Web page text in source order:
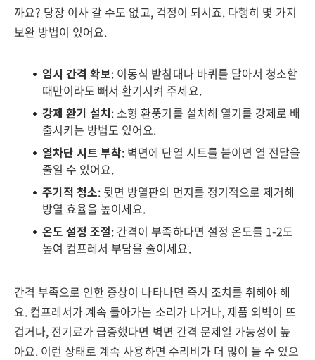
까요? 당장 이사 갈 수도 없고, 걱정이 되시죠. 다행히 몇 가지
보완 방법이 있어요.
임시 간격 확보: 이동식 받침대나 바퀴를 달아서 청소할
때만이라도 빼서 환기시켜 주세요.
강제 환기 설치: 소형 환풍기를 설치해 열기를 강제로 배
출시키는 방법도 있어요.
열차단 시트 부착: 벽면에 단열 시트를 붙이면 열 전달을
줄일 수 있어요.
주기적 청소: 뒷면 방열판의 먼지를 정기적으로 제거해
방열 효율을 높이세요.
온도 설정 조절: 간격이 부족하다면 설정 온도를 1-2도
높여 컴프레서 부담을 줄이세요.
간격 부족으로 인한 증상이 나타나면 즉시 조치를 취해야 해
요. 컴프레서가 계속 돌아가는 소리가 나거나, 제품 외벽이 뜨
겁거나, 전기료가 급증했다면 벽면 간격 문제일 가능성이 높
아요. 이런 상태로 계속 사용하면 수리비가 더 많이 들 수 있으